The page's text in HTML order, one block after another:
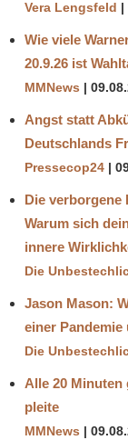
Vera Lengsfeld
Wie viele
20.9.26 ist
MMNews
Angst statt
Deutschlands
Pressecop24
Die
Warum sich
innere
Die
Jason Mason:
einer Pandemie
Die
Alle 20 Minuten
pleite
MMNews